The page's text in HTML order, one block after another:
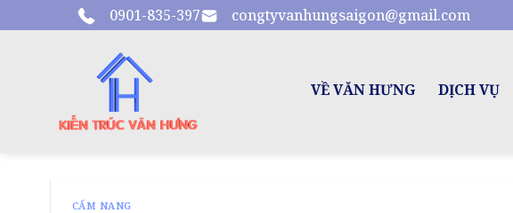
to
0901-835-397 congtyvanhungsaigon@gmail.com
VỀ VĂN HƯNG DỊCH VỤ
CẨM NANG